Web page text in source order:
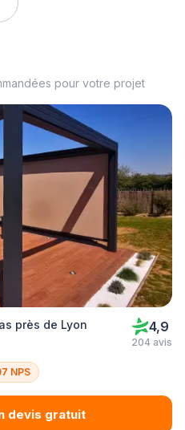
pour votre projet
près de Lyon 4,9
204 avis
NPS
devis gratuit